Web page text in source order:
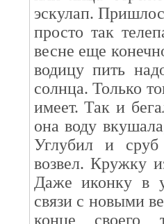
эскулап.
просто так
весне еще
водицу пить
солнца. Только
имеет. Так и
она воду
Углубил и сруб
возвел. Кружку
Даже иконку в
связи с новыми
конце своего